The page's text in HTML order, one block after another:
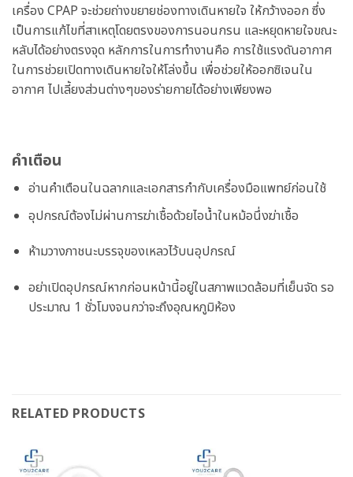
เครื่อง CPAP จะช่วยถ่างขยายช่องทางเดินหายใจ ให้กว้างออก ซึ่ง
เป็นการแก้ไขที่สาเหตุโดยตรงของการนอนกรน และหยุดหายใจขณะ
หลับได้อย่างตรงจุด หลักการในการทำงานคือ การใช้แรงดันอากาศ
ในการช่วยเปิดทางเดินหายใจให้โล่งขึ้น เพื่อช่วยให้ออกซิเจนใน
อากาศ ไปเลี้ยงส่วนต่างๆของร่ายกายได้อย่างเพียงพอ
คำเตือน
อ่านคำเตือนในฉลากและเอกสารกำกับเครื่องมือแพทย์ก่อนใช้
อุปกรณ์ต้องไม่ผ่านการฆ่าเชื้อด้วยไอน้ำในหม้อนึ่งฆ่าเชื้อ
ห้ามวางภาชนะบรรจุของเหลวไว้บนอุปกรณ์
อย่าเปิดอุปกรณ์หากก่อนหน้านี้อยู่ในสภาพแวดล้อมที่เย็นจัด รอ
ประมาณ 1 ชั่วโมงจนกว่าจะถึงอุณหภูมิห้อง
RELATED PRODUCTS